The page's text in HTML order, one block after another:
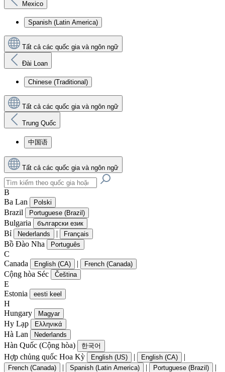
Mexico
Spanish (Latin America)
Tất cả các quốc gia và ngôn ngữ
Đài Loan
Chinese (Traditional)
Tất cả các quốc gia và ngôn ngữ
Trung Quốc
中国语
Tất cả các quốc gia và ngôn ngữ
B
Ba Lan
Polski
Brazil Portuguese (Brazil)
Bulgaria български език
Bỉ Nederlands | Français
Bồ Đào Nha Português
C
Canada
English (CA) | French (Canada)
Cộng hòa Séc Čeština
E
Estonia
eesti keel
H
Hungary
Magyar
Hy Lạp Ελληνικά
Hà Lan Nederlands
Hàn Quốc (Cộng hòa) 한국어
Hợp chủng quốc Hoa Kỳ English (US) | English (CA) |
French (Canada) | Spanish (Latin America) | Portuguese (Brazil) |